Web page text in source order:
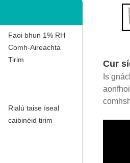
Faoi bhun 1% RH
Comh-Aireachta
Tirim
Rialú taise íseal
caibinéid tirim
Cur
Is